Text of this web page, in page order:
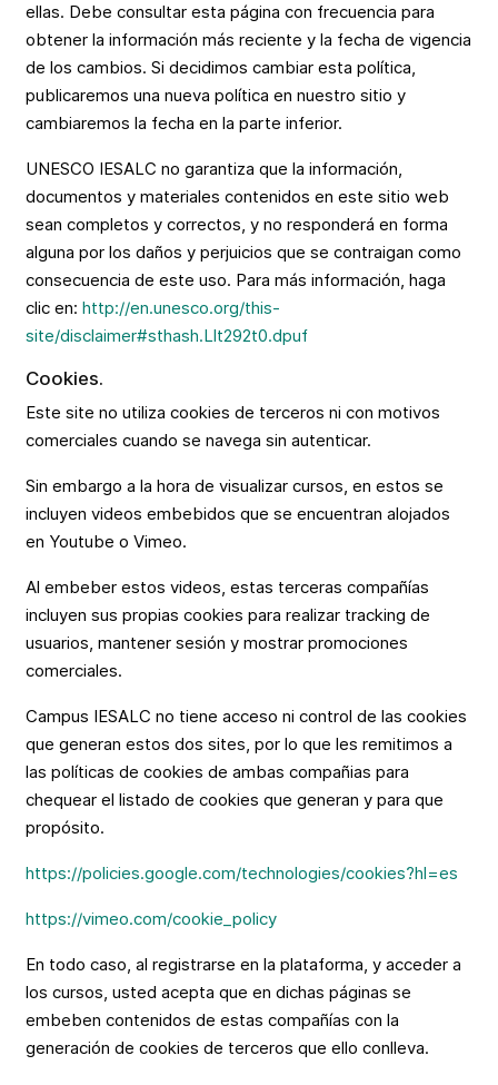
ellas. Debe consultar esta página con frecuencia para
obtener la información más reciente y la fecha de vigencia
de los cambios. Si decidimos cambiar esta política,
publicaremos una nueva política en nuestro sitio y
cambiaremos la fecha en la parte inferior.
UNESCO IESALC no garantiza que la información,
documentos y materiales contenidos en este sitio web
sean completos y correctos, y no responderá en forma
alguna por los daños y perjuicios que se contraigan como
consecuencia de este uso. Para más información, haga
clic en: http://en.unesco.org/this-
site/disclaimer#sthash.Llt292t0.dpuf
Cookies.
Este site no utiliza cookies de terceros ni con motivos
comerciales cuando se navega sin autenticar.
Sin embargo a la hora de visualizar cursos, en estos se
incluyen videos embebidos que se encuentran alojados
en Youtube o Vimeo.
Al embeber estos videos, estas terceras compañías
incluyen sus propias cookies para realizar tracking de
usuarios, mantener sesión y mostrar promociones
comerciales.
Campus IESALC no tiene acceso ni control de las cookies
que generan estos dos sites, por lo que les remitimos a
las políticas de cookies de ambas compañias para
chequear el listado de cookies que generan y para que
propósito.
https://policies.google.com/technologies/cookies?hl=es
https://vimeo.com/cookie_policy
En todo caso, al registrarse en la plataforma, y acceder a
los cursos, usted acepta que en dichas páginas se
embeben contenidos de estas compañías con la
generación de cookies de terceros que ello conlleva.